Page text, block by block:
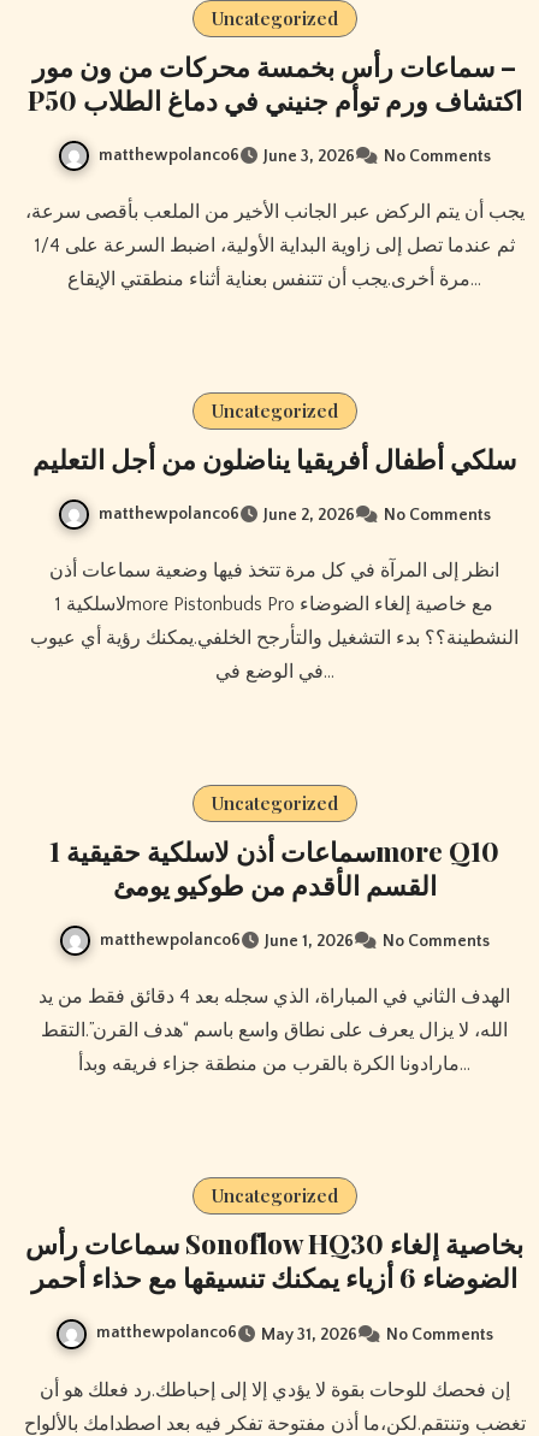
Uncategorized
سماعات رأس بخمسة محركات من ون مور –
P50 اكتشاف ورم توأم جنيني في دماغ الطلاب
matthewpolanco6 June 3, 2026 No Comments
يجب أن يتم الركض عبر الجانب الأخير من الملعب بأقصى سرعة،
ثم عندما تصل إلى زاوية البداية الأولية، اضبط السرعة على 1/4
مرة أخرى.يجب أن تتنفس بعناية أثناء منطقتي الإيقاع…
Uncategorized
سلكي أطفال أفريقيا يناضلون من أجل التعليم
matthewpolanco6 June 2, 2026 No Comments
لاسلكية 1more Pistonbuds Pro مع خاصية إلغاء الضوضاء
النشطينة؟؟ بدء التشغيل والتأرجح الخلفي.يمكنك رؤية أي عيوب
في الوضع في…
Uncategorized
سماعات أذن لاسلكية حقيقية 1more Q10
القسم الأقدم من طوكيو يومئ
matthewpolanco6 June 1, 2026 No Comments
الله، لا يزال يعرف على نطاق واسع باسم “هدف القرن”.التقط
مارادونا الكرة بالقرب من منطقة جزاء فريقه وبدأ…
Uncategorized
سماعات رأس Sonoflow HQ30 بخاصية إلغاء
الضوضاء 6 أزياء يمكنك تنسيقها مع حذاء أحمر
matthewpolanco6 May 31, 2026 No Comments
تغضب وتنتقم.لكن،ما أذن مفتوحة تفكر فيه بعد اصطدامك بالألواح